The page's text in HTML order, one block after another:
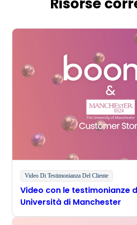
Video Di Testimonianza Del Cliente
Video con le testimonianze
Università di Manchester